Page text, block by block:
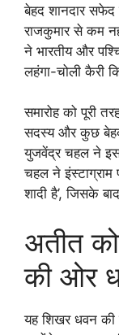
बेहद शानदार सफेद
राजकुमार से कम
ने भारतीय और
लहंगा-चोली कैरी
समारोह को पूरी
सदस्य और कुछ बेहद
युजवेंद्र चहल ने इस
चहल ने इंस्टाग्राम
शादी है’, जिसके
अतीत
की ओर
यह शिखर धवन